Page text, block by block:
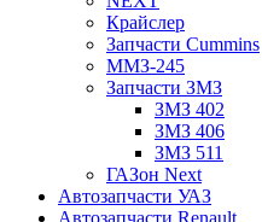
Крайслер
Запчасти Cummins
ММЗ-245
Запчасти ЗМЗ
ЗМЗ 402
ЗМЗ 406
ЗМЗ 511
ГАЗон Next
Автозапчасти УАЗ
Автозапчасти Renault